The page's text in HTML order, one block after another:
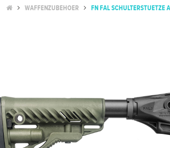
WAFFENZUBEHOER FN FAL SCHULTERSTUETZE